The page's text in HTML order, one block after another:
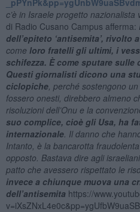
c’è in Israele progetto nazionalista
di Radio Cusano Campus afferma:
dell’epiteto ‘antisemita’, rivolto
come loro fratelli gli ultimi, i
schifezza. È come sputare
Questi giornalisti dicono una
ciclopiche, perché sostengono
fossero onesti, direbbero almeno
risoluzioni dell’Onu e la
suo complice, cioè gli Usa, ha
internazionale. Il danno che
Intanto, è la bancarotta
opposto. Bastava dire agli
patto che avessero rispettato le
invece a chiunque muova una
dell’antisemita https://